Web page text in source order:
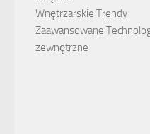
Wnętrzarskie Trendy
Zaawansowane
zewnętrzne